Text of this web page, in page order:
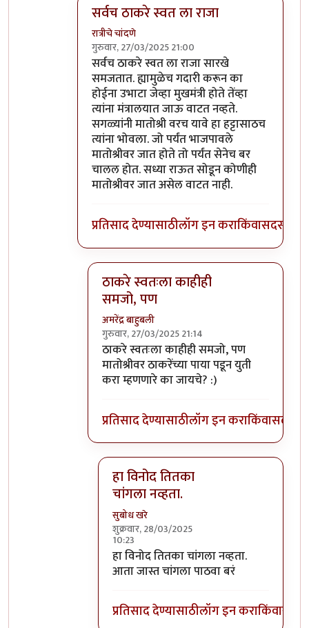
सर्वच ठाकरे स्वत ला राजा
रात्रीचे चांदणे
गुरुवार, 27/03/2025 21:00
In reply toसत्य गोष्टीला विनोद म्हटले
सर्वच ठाकरे स्वत ला राजा सारखे
समजतात. ह्यामुळेच गदारी करून का
होईना उभाटा जेव्हा मुखमंत्री होते तेंव्हा
त्यांना मंत्रालयात जाऊ वाटत नव्हते.
सगळ्यांनी मातोश्री वरच यावे हा हट्टासाठच
त्यांना भोवला. जो पर्यंत भाजपावले
मातोश्रीवर जात होते तो पर्यंत सेनेच बर
चालल होत. सध्या राऊत सोडून कोणीही
मातोश्रीवर जात असेल वाटत नाही.
प्रतिसाद देण्यासाठीलॉग इन कराकिंवासदस्य व्हा
ठाकरे स्वतःला काहीही
समजो, पण
अमरेंद्र बाहुबली
गुरुवार, 27/03/2025 21:14
In reply toसर्वच ठाकरे स्वत ला राजा
ठाकरे स्वतःला काहीही समजो, पण
मातोश्रीवर ठाकरेंच्या पाया पडून युती
करा म्हणणारे का जायचे? :)
प्रतिसाद देण्यासाठीलॉग इन कराकिंवासदस्य
हा विनोद तितका
चांगला नव्हता.
सुबोध खरे
शुक्रवार, 28/03/2025
10:23
In reply toठाकरे स्वतःला काहीही समजो, पण
हा विनोद तितका चांगला नव्हता.
आता जास्त चांगला पाठवा बरं
प्रतिसाद देण्यासाठीलॉग इन कराकिंवा